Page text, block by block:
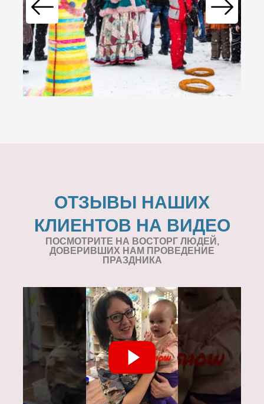
ОТЗЫВЫ НАШИХ
КЛИЕНТОВ НА ВИДЕО
ПОСМОТРИТЕ НА ВОСТОРГ ЛЮДЕЙ,
ДОВЕРИВШИХ НАМ ПРОВЕДЕНИЕ
ПРАЗДНИКА